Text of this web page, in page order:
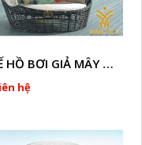
GHẾ HỒ BƠI GIẢ MÂY HTT - B36
hệ